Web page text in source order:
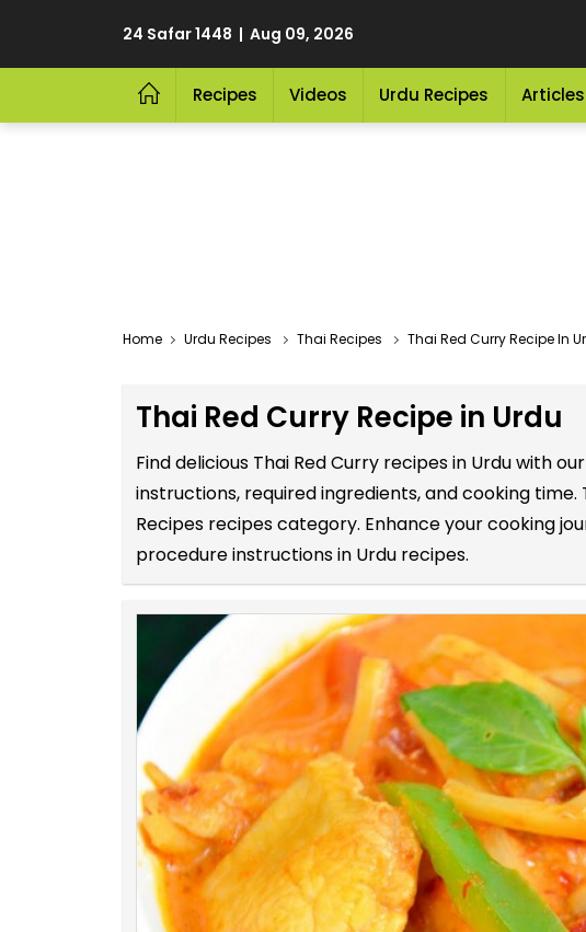
24 Safar 1448 | Aug 09, 2026
Recipes Videos Urdu Recipes Articles
Home Urdu Recipes Thai Recipes Thai Red Curry Recipe In
Thai Red Curry Recipe in Urdu
Find delicious Thai Red Curry recipes in Urdu
instructions, required ingredients, and cooking
Recipes recipes category. Enhance your cooking
procedure instructions in Urdu recipes.